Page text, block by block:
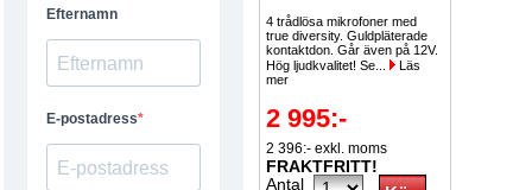
4 trådlösa mikrofoner med
true diversity. Guldpläterade
kontaktdon. Går även på 12V.
Hög ljudkvalitet! Se...
Läs
mer
2 995:-
2 396:- exkl. moms
FRAKTFRITT!
Antal